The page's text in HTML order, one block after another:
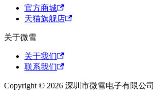
官方商城
天猫旗舰店
关于微雪
关于我们
联系我们
Copyright © 2026 深圳市微雪电子有限公司